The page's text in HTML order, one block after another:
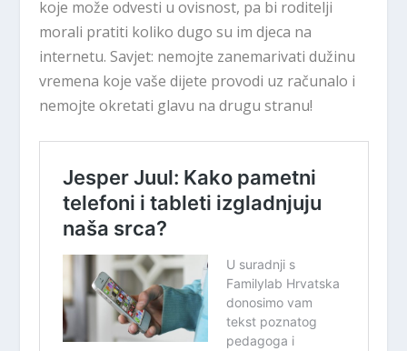
koje može odvesti u ovisnost, pa bi roditelji
morali pratiti koliko dugo su im djeca na
internetu. Savjet: nemojte zanemarivati dužinu
vremena koje vaše dijete provodi uz računalo i
nemojte okretati glavu na drugu stranu!